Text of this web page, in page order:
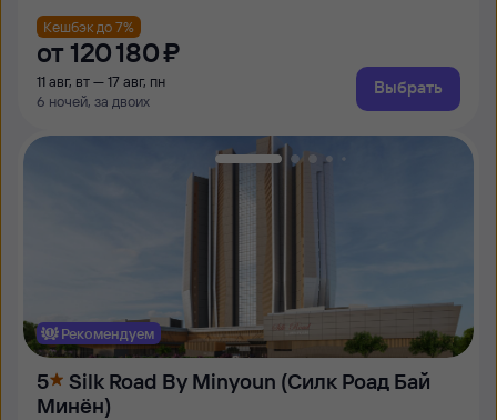
Кешбэк до 7%
от 120 ⁠180 ⁠₽
11 авг, вт — 17 авг, пн
6 ночей, за двоих
Выбрать
Рекомендуем
5
Silk Road By Minyoun (Силк Роад Бай
Минён)